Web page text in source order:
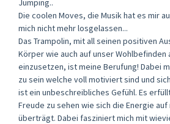
Jumping..
Die coolen Moves, die Musik hat es mir
mich nicht mehr losgelassen...
Das Trampolin, mit all seinen positiven
Körper wie auch auf unser Wohlbefinden
einzusetzen, ist meine Berufung! Dabei
zu sein welche voll motiviert sind und
ist ein unbeschreibliches Gefühl. Es
Freude zu sehen wie sich die Energie
überträgt. Dabei fasziniert mich mit